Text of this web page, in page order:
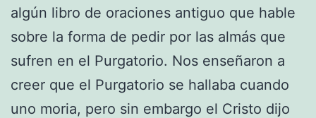
algún libro de oraciones antiguo que hable
sobre la forma de pedir por las almás que
sufren en el Purgatorio. Nos enseñaron a
creer que el Purgatorio se hallaba cuando
uno moria, pero sin embargo el Cristo dijo